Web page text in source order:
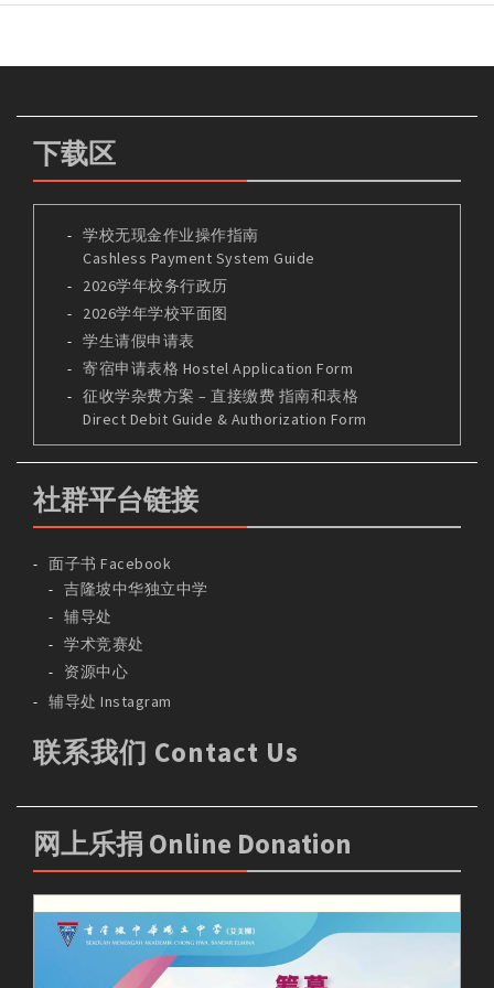
下载区
学校无现金作业操作指南
Cashless Payment System Guide
2026学年校务行政历
2026学年学校平面图
学生请假申请表
寄宿申请表格 Hostel Application Form
征收学杂费方案 – 直接缴费 指南和表格
Direct Debit Guide & Authorization Form
社群平台链接
面子书 Facebook
吉隆坡中华独立中学
辅导处
学术竞赛处
资源中心
辅导处 Instagram
联系我们 Contact Us
网上乐捐 Online Donation